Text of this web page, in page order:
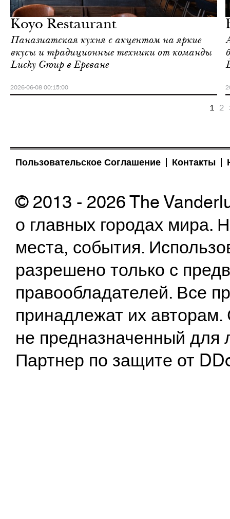
Koyo Restaurant
Паназиатская кухня с акцентом на яркие
вкусы и традиционные техники от команды
Lucky Group в Ереване
2026-06-08 00:15:00
Guide
1 2
Пользовательское Соглашение Контакты
© 2013 - 2026 The
о главных городах
места, события.
разрешено только с
правообладателей. Все
принадлежат их
не предназначенный
Партнер по защите от